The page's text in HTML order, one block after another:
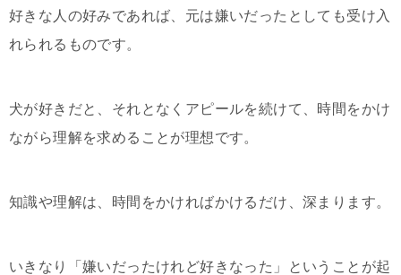
好きな人の好みであれば、元は嫌いだったとしても受け入
れられるものです。
犬が好きだと、それとなくアピールを続けて、時間をかけ
ながら理解を求めることが理想です。
知識や理解は、時間をかければかけるだけ、深まります。
いきなり「嫌いだったけれど好きなった」ということが起